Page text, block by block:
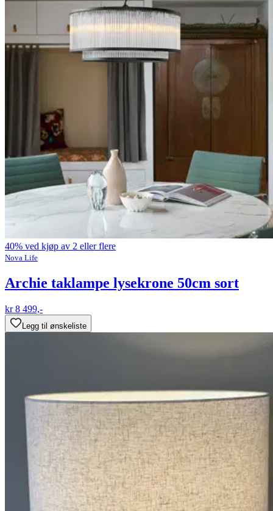
40% ved kjøp av 2 eller flere
Nova Life
Archie taklampe lysekrone 50cm sort
kr 8 499,-
Legg til ønskeliste